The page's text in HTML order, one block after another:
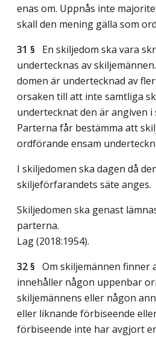
enas om. Uppnås inte
skall den mening gälla som
31 § En skiljedom ska vara
undertecknas av
domen är undertecknad av
orsaken till att inte samtliga
undertecknat den är angiven i
Parterna får bestämma att
ordförande ensam
I skiljedomen ska dagen då
skiljeförfarandets säte anges.
Skiljedomen ska genast
parterna.
Lag (2018:1954).
32 § Om skiljemännen finner
innehåller någon uppenbar
skiljemännens eller någon
eller liknande förbiseende
förbiseende inte har avgjort